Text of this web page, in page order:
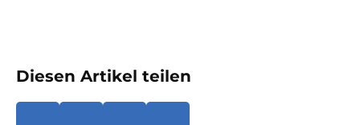
Diesen Artikel teilen